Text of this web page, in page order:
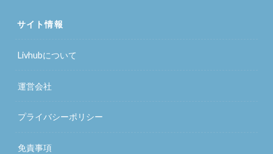
サイト情報
Livhubについて
運営会社
プライバシーポリシー
免責事項